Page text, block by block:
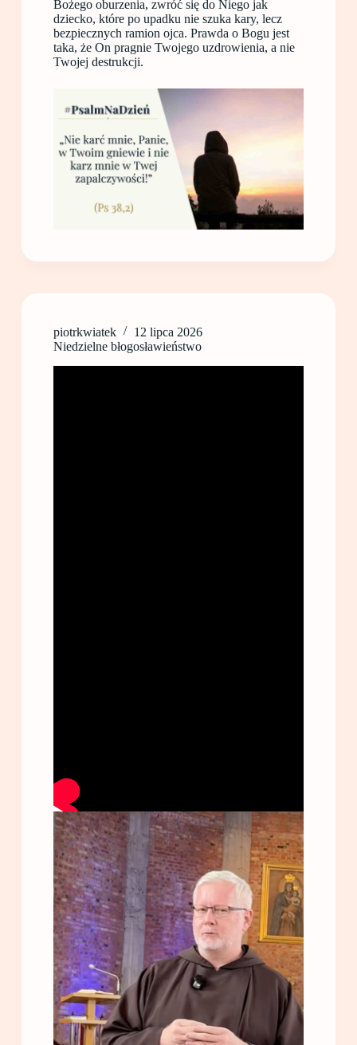
Bożego oburzenia, zwróć się do Niego jak
dziecko, które po upadku nie szuka kary, lecz
bezpiecznych ramion ojca. Prawda o Bogu jest
taka, że On pragnie Twojego uzdrowienia, a nie
Twojej destrukcji.
piotrkwiatek
12 lipca 2026
Niedzielne błogosławieństwo